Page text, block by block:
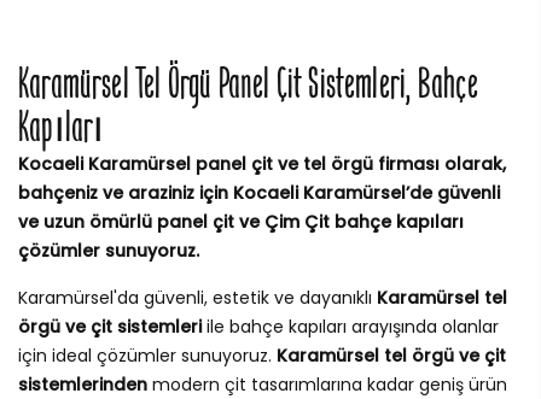
Karamürsel Tel Örgü Panel Çit Sistemleri, Bahçe
Kapıları
Kocaeli Karamürsel panel çit ve tel örgü firması olarak,
bahçeniz ve araziniz için Kocaeli Karamürsel’de güvenli
ve uzun ömürlü panel çit ve Çim Çit bahçe kapıları
çözümler sunuyoruz.
Karamürsel'da güvenli, estetik ve dayanıklı Karamürsel tel
örgü ve çit sistemleriile bahçe kapıları arayışında olanlar
için ideal çözümler sunuyoruz. Karamürsel tel örgü ve çit
sistemlerinden modern çit tasarımlarına kadar geniş ürün